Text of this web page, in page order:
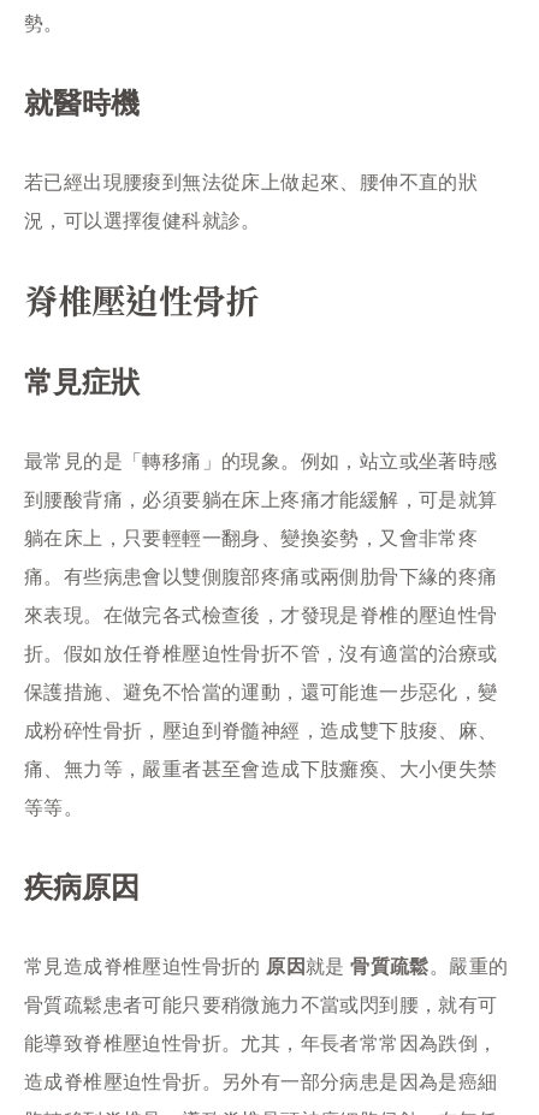
勢。
就醫時機
若已經出現腰痠到無法從床上做起來、腰伸不直的狀
況，可以選擇復健科就診。
脊椎壓迫性骨折
常見症狀
最常見的是「轉移痛」的現象。例如，站立或坐著時感
到腰酸背痛，必須要躺在床上疼痛才能緩解，可是就算
躺在床上，只要輕輕一翻身、變換姿勢，又會非常疼
痛。有些病患會以雙側腹部疼痛或兩側肋骨下緣的疼痛
來表現。在做完各式檢查後，才發現是脊椎的壓迫性骨
折。假如放任脊椎壓迫性骨折不管，沒有適當的治療或
保護措施、避免不恰當的運動，還可能進一步惡化，變
成粉碎性骨折，壓迫到脊髓神經，造成雙下肢痠、麻、
痛、無力等，嚴重者甚至會造成下肢癱瘓、大小便失禁
等等。
疾病原因
常見造成脊椎壓迫性骨折的 原因就是 骨質疏鬆。嚴重的
骨質疏鬆患者可能只要稍微施力不當或閃到腰，就有可
能導致脊椎壓迫性骨折。尤其，年長者常常因為跌倒，
造成脊椎壓迫性骨折。另外有一部分病患是因為是癌細